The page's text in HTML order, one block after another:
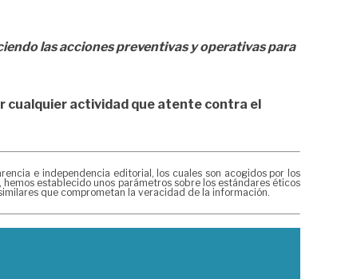
las acciones preventivas y operativas para
cualquier actividad que atente contra el
e independencia editorial, los cuales son acogidos por los
establecido unos parámetros sobre los estándares éticos
que comprometan la veracidad de la información.